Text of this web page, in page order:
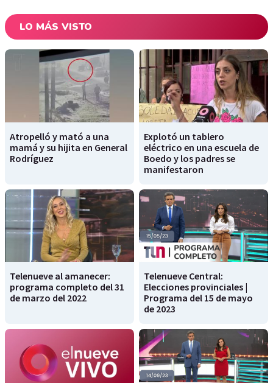
LO MÁS VISTO
Atropelló y mató a una
mamá y su hijita en General
Rodríguez
Explotó un tablero
eléctrico en una escuela de
Boedo y los padres se
manifestaron
Telenueve al amanecer:
programa completo del 31
de marzo del 2022
Telenueve Central:
Elecciones provinciales |
Programa del 15 de mayo
de 2023